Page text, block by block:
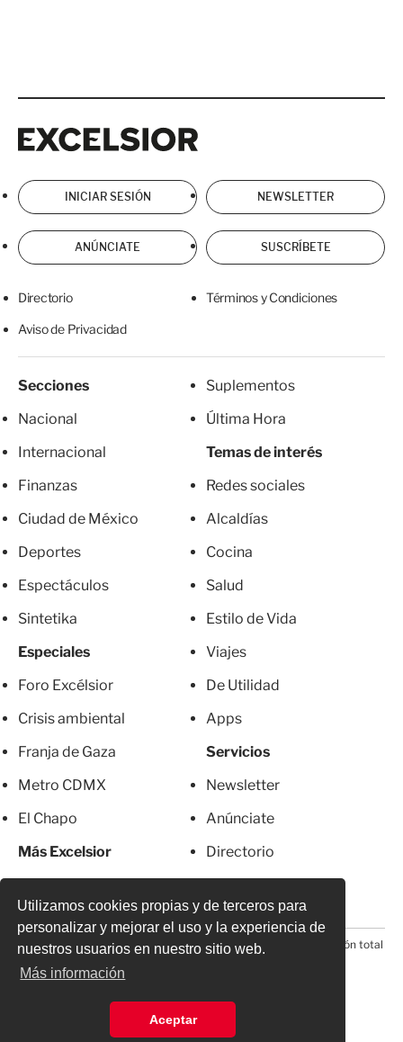
Utilizamos cookies propias y de terceros para
personalizar y mejorar el uso y la experiencia de
nuestros usuarios en nuestro sitio web.
Más información
Aceptar
INICIAR SESIÓN NEWSLETTER
ANÚNCIATE SUSCRÍBETE
Directorio Términos y Condiciones
Aviso de Privacidad
Secciones
Nacional
Internacional
Finanzas
Ciudad de México
Deportes
Espectáculos
Sintetika
Especiales
Foro Excélsior
Crisis ambiental
Franja de Gaza
Metro CDMX
El Chapo
Más Excelsior
Suplementos
Última Hora
Temas de interés
Redes sociales
Alcaldías
Cocina
Salud
Estilo de Vida
Viajes
De Utilidad
Apps
Servicios
Newsletter
Anúnciate
Directorio
© 2026 Todos los derechos reservados. Prohibida la reproducción total
o parcial, incluyendo cualquier medio electrónico*